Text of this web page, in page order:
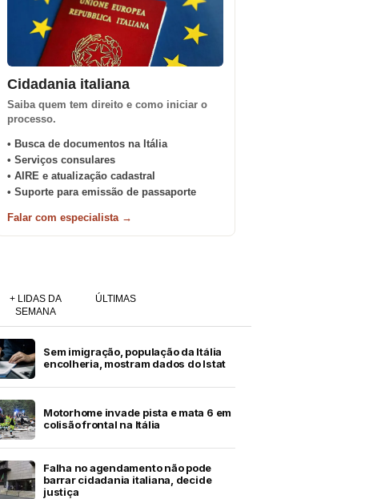
Cidadania italiana
Saiba quem tem direito e como iniciar o
processo.
• Busca de documentos na Itália
• Serviços consulares
• AIRE e atualização cadastral
• Suporte para emissão de passaporte
Falar com especialista →
+ LIDAS DA
SEMANA
ÚLTIMAS
Sem imigração, população da Itália
encolheria, mostram dados do Istat
Motorhome invade pista e mata 6 em
colisão frontal na Itália
Falha no agendamento não pode
barrar cidadania italiana, decide
justiça